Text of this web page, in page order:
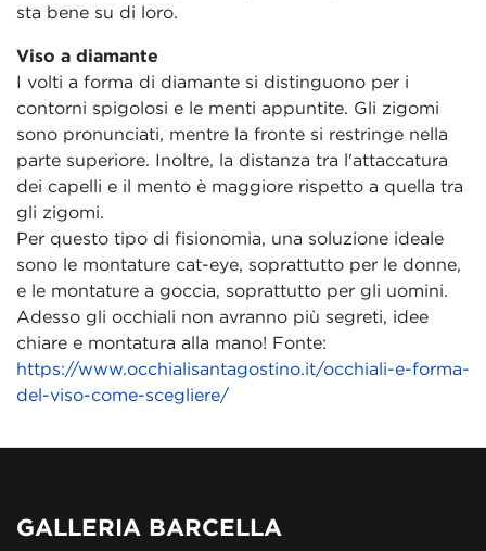
sta bene su di loro.
Viso a diamante
I volti a forma di diamante si distinguono per i
contorni spigolosi e le menti appuntite. Gli zigomi
sono pronunciati, mentre la fronte si restringe nella
parte superiore. Inoltre, la distanza tra l'attaccatura
dei capelli e il mento è maggiore rispetto a quella tra
gli zigomi.
Per questo tipo di fisionomia, una soluzione ideale
sono le montature cat-eye, soprattutto per le donne,
e le montature a goccia, soprattutto per gli uomini.
Adesso gli occhiali non avranno più segreti, idee
chiare e montatura alla mano! Fonte:
https://www.occhialisantagostino.it/occhiali-e-forma-
del-viso-come-scegliere/
GALLERIA BARCELLA